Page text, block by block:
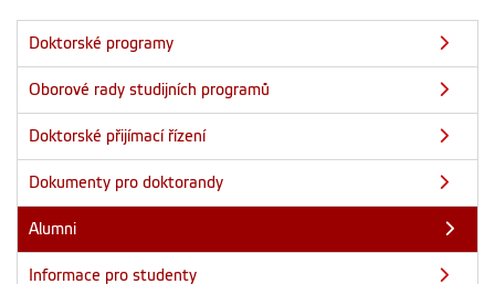
Doktorské programy
Oborové rady studijních programů
Doktorské přijímací řízení
Dokumenty pro doktorandy
Alumni
Informace pro studenty